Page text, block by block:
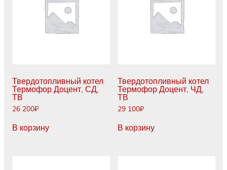
Твердотопливный котел
Термофор Доцент, СД,
ТВ
26 200₽
В корзину
Твердотопливный котел
Термофор Доцент, ЧД,
ТВ
29 100₽
В корзину